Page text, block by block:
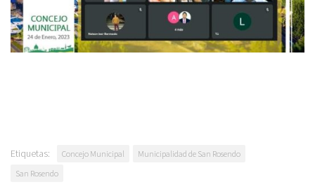
Etiquetas: Concejo Municipal
Municipalidad de San Rosendo
San Rosendo